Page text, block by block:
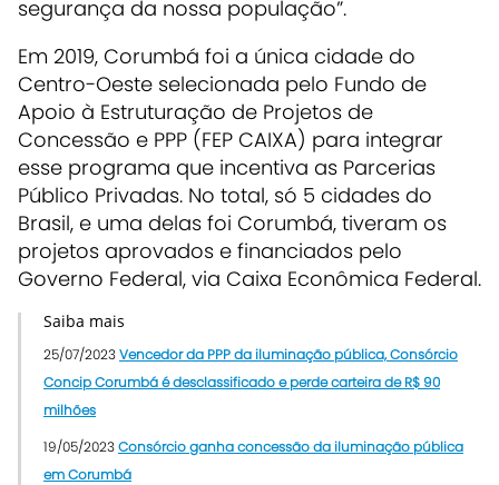
segurança da nossa população”.
Em 2019, Corumbá foi a única cidade do
Centro-Oeste selecionada pelo Fundo de
Apoio à Estruturação de Projetos de
Concessão e PPP (FEP CAIXA) para integrar
esse programa que incentiva as Parcerias
Público Privadas. No total, só 5 cidades do
Brasil, e uma delas foi Corumbá, tiveram os
projetos aprovados e financiados pelo
Governo Federal, via Caixa Econômica Federal.
Saiba mais
25/07/2023Vencedor da PPP da iluminação pública, Consórcio
Concip Corumbá é desclassificado e perde carteira de R$ 90
milhões
19/05/2023Consórcio ganha concessão da iluminação pública
em Corumbá